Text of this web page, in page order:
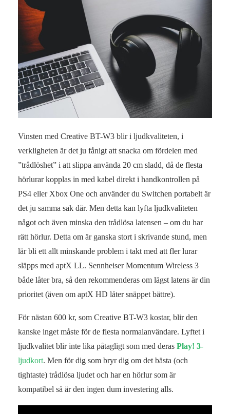
Vinsten med Creative BT-W3 blir i ljudkvaliteten, i
verkligheten är det ju fånigt att snacka om fördelen med
”trådlöshet” i att slippa använda 20 cm sladd, då de flesta
hörlurar kopplas in med kabel direkt i handkontrollen på
PS4 eller Xbox One och använder du Switchen portabelt är
det ju samma sak där. Men detta kan lyfta ljudkvaliteten
något och även minska den trådlösa latensen – om du har
rätt hörlur. Detta om är ganska stort i skrivande stund, men
lär bli ett allt minskande problem i takt med att fler lurar
släpps med aptX LL. Sennheiser Momentum Wireless 3
både låter bra, så den rekommenderas om lägst latens är din
prioritet (även om aptX HD låter snäppet bättre).
För nästan 600 kr, som Creative BT-W3 kostar, blir den
kanske inget måste för de flesta normalanvändare. Lyftet i
ljudkvalitet blir inte lika påtagligt som med deras Play! 3-
ljudkort. Men för dig som bryr dig om det bästa (och
tightaste) trådlösa ljudet och har en hörlur som är
kompatibel så är den ingen dum investering alls.